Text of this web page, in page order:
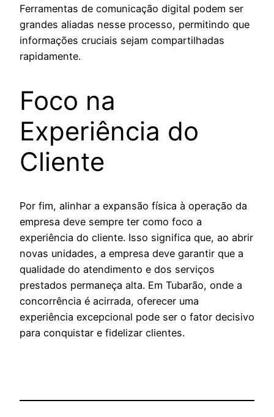
Ferramentas de comunicação digital podem ser
grandes aliadas nesse processo, permitindo que
informações cruciais sejam compartilhadas
rapidamente.
Foco na
Experiência do
Cliente
Por fim, alinhar a expansão física à operação da
empresa deve sempre ter como foco a
experiência do cliente. Isso significa que, ao abrir
novas unidades, a empresa deve garantir que a
qualidade do atendimento e dos serviços
prestados permaneça alta. Em Tubarão, onde a
concorrência é acirrada, oferecer uma
experiência excepcional pode ser o fator decisivo
para conquistar e fidelizar clientes.